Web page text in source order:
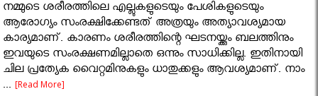
നമ്മുടെ ശരീരത്തിലെ എല്ലുകളുടെയും പേശികളുടെയും
ആരോഗ്യം സംരക്ഷിക്കേണ്ടത് അത്രയും അത്യാവശ്യമായ
കാര്യമാണ്. കാരണം ശരീരത്തിന്റെ ഘടനയ്ക്കും ബലത്തിനും
ഇവയുടെ സംരക്ഷണമില്ലാതെ ഒന്നും സാധിക്കില്ല. ഇതിനായി
ചില പ്രത്യേക വൈറ്റമിനുകളും ധാതുക്കളും ആവശ്യമാണ്. നാം
...[Read More]